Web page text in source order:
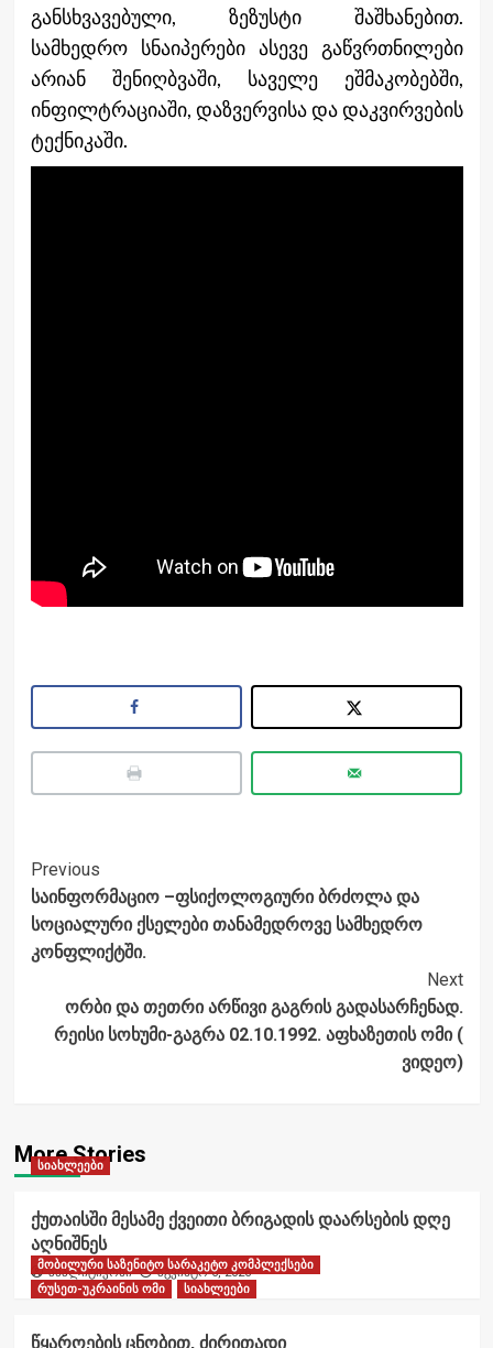
განსხვავებული, ზეზუსტი შაშხანებით.
სამხედრო სნაიპერები ასევე გაწვრთნილები
არიან შენიღბვაში, საველე ეშმაკობებში,
ინფილტრაციაში, დაზვერვისა და დაკვირვების
ტექნიკაში.
Post
Navigation
Previous
საინფორმაციო –ფსიქოლოგიური ბრძოლა და
სოციალური ქსელები თანამედროვე სამხედრო
კონფლიქტში.
Next
ორბი და თეთრი არწივი გაგრის გადასარჩენად.
რეისი სოხუმი-გაგრა 02.10.1992. აფხაზეთის ომი (
ვიდეო)
More Stories
სიახლეები
ქუთაისში მესამე ქვეითი ბრიგადის დაარსების დღე
აღნიშნეს
ანალიტიკოსი აგვისტო 6, 2026
მობილური საზენიტო სარაკეტო კომპლექსები
რუსეთ-უკრაინის ომი
სიახლეები
წყაროების ცნობით, ძირითადი